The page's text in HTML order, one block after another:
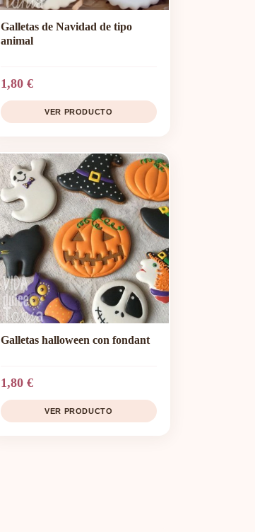
Galletas de Navidad de tipo
animal
1,80 €
VER PRODUCTO
Galletas halloween con fondant
1,80 €
VER PRODUCTO